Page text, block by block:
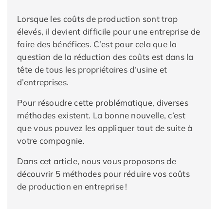
Lorsque les coûts de production sont trop
élevés, il devient difficile pour une entreprise de
faire des bénéfices. C’est pour cela que la
question de la réduction des coûts est dans la
tête de tous les propriétaires d’usine et
d’entreprises.
Pour résoudre cette problématique, diverses
méthodes existent. La bonne nouvelle, c’est
que vous pouvez les appliquer tout de suite à
votre compagnie.
Dans cet article, nous vous proposons de
découvrir 5 méthodes pour réduire vos coûts
de production en entreprise !